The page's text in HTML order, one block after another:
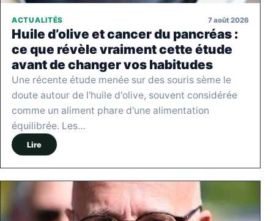
ACTUALITÉS 7 août 2026
Huile d’olive et cancer du pancréas :
ce que révèle vraiment cette étude
avant de changer vos habitudes
Une récente étude menée sur des souris sème le
doute autour de l'huile d'olive, souvent considérée
comme un aliment phare d'une alimentation
équilibrée. Les…
Lire